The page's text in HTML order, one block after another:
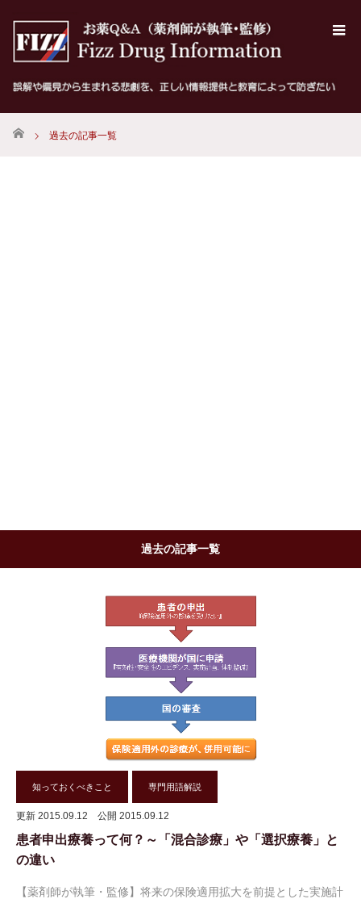
ホーム 過去の記事一覧
過去の記事一覧
知っておくべきこと 専門用語解説
更新 2015.09.12 公開 2015.09.12
患者申出療養って何？～「混合診療」や「選択療養」と
の違い
【薬剤師が執筆・監修】将来の保険適用拡大を前提とした実施計